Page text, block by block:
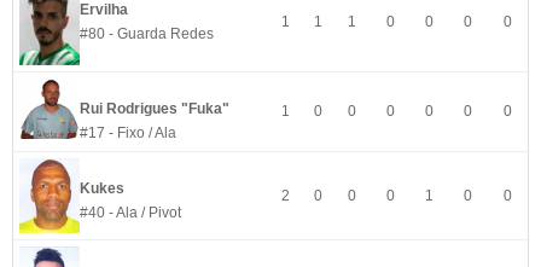
Ervilha
#80 - Guarda Redes
1 1 1 0 0 0 0
Rui Rodrigues "Fuka"
#17 - Fixo / Ala
1 0 0 0 0 0 0
Kukes
#40 - Ala / Pivot
2 0 0 0 1 0 0